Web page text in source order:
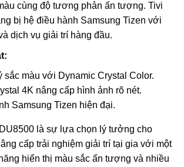
cùng độ tương phản ấn tượng. Tivi
bị hệ điều hành Samsung Tizen với
dịch vụ giải trí hàng đầu.
sắc màu với Dynamic Crystal Color.
4K nâng cấp hình ảnh rõ nét.
Samsung Tizen hiện đại.
là sự lựa chọn lý tưởng cho
cấp trải nghiệm giải trí tại gia với một
hiển thị màu sắc ấn tượng và nhiều